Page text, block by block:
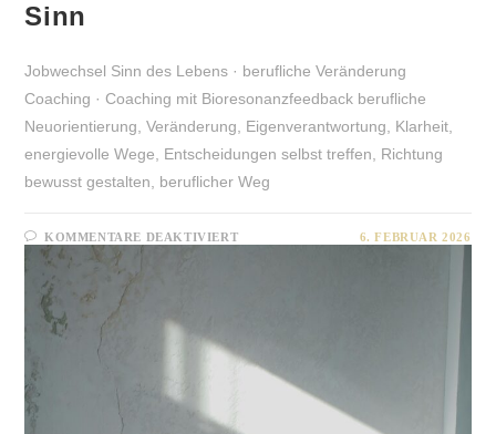
Sinn
Jobwechsel Sinn des Lebens · berufliche Veränderung
Coaching · Coaching mit Bioresonanzfeedback berufliche
Neuorientierung, Veränderung, Eigenverantwortung, Klarheit,
energievolle Wege, Entscheidungen selbst treffen, Richtung
bewusst gestalten, beruflicher Weg
KOMMENTARE DEAKTIVIERTFÜR
6. FEBRUAR 2026